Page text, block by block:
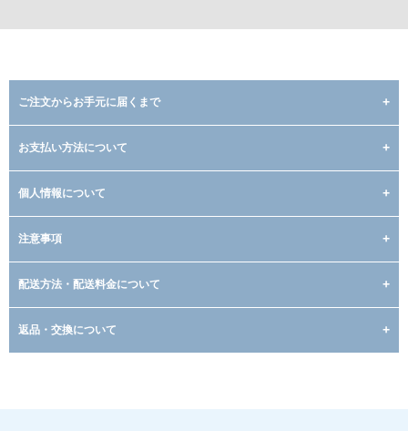
ご注文からお手元に届くまで
お支払い方法について
個人情報について
注意事項
配送方法・配送料金について
返品・交換について